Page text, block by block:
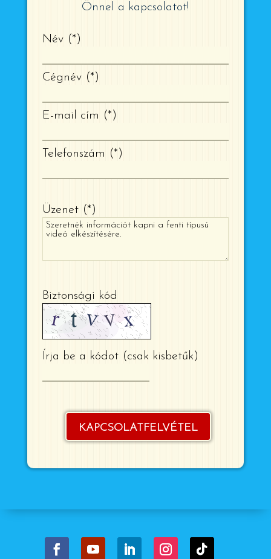
Önnel a kapcsolatot!
Név *
Cégnév *
E-mail cím *
Telefonszám *
Üzenet *
Biztonsági kód
Írja be a kódot (csak kisbetűk)
KAPCSOLATFELVÉTEL